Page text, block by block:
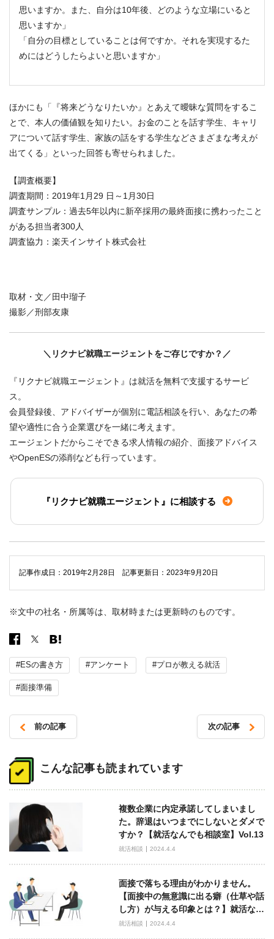
思いますか。また、自分は10年後、どのような立場にいると
思いますか」
「自分の目標としていることは何ですか。それを実現するた
めにはどうしたらよいと思いますか」
ほかにも「『将来どうなりたいか』とあえて曖昧な質問をするこ
とで、本人の価値観を知りたい。お金のことを話す学生、キャリ
アについて話す学生、家族の話をする学生などさまざまな考えが
出てくる」といった回答も寄せられました。
【調査概要】
調査期間：2019年1月29 日～1月30日
調査サンプル：過去5年以内に新卒採用の最終面接に携わったこと
がある担当者300人
調査協力：楽天インサイト株式会社
取材・文／田中瑠子
撮影／刑部友康
＼リクナビ就職エージェントをご存じですか？／
『リクナビ就職エージェント』は就活を無料で支援するサービ
ス。
会員登録後、アドバイザーが個別に電話相談を行い、あなたの希
望や適性に合う企業選びを一緒に考えます。
エージェントだからこそできる求人情報の紹介、面接アドバイス
やOpenESの添削なども行っています。
『リクナビ就職エージェント』に相談する
記事作成日：2019年2月28日 記事更新日：2023年9月20日
※文中の社名・所属等は、取材時または更新時のものです。
#ESの書き方 #アンケート #プロが教える就活
#面接準備
稿
ナ
ゲ
シ
ョ
ン
前の記事 次の記事
こんな記事も読まれています
複数企業に内定承諾してしまいまし
た。辞退はいつまでにしないとダメで
すか？【就活なんでも相談室】Vol.13
就活相談 2024.4.4
面接で落ちる理由がわかりません。
【面接中の無意識に出る癖（仕草や話
し方）が与える印象とは？】就活な…
就活相談 2024.4.4